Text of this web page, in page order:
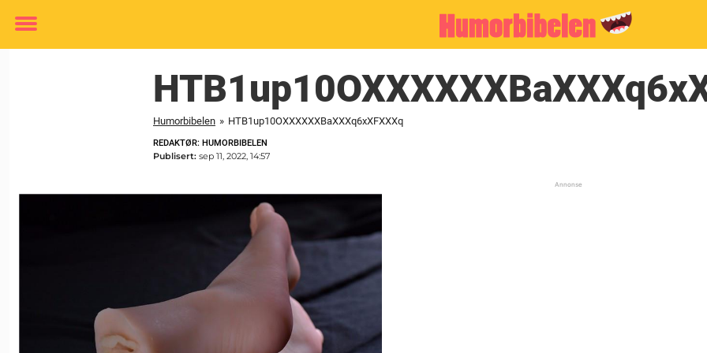
Toggle
Humorbibelen » HTB1up10OXXXXXXBaXXXq6xXFXXXq
REDAKTØR: HUMORBIBELEN
Publisert: sep 11, 2022, 14:57